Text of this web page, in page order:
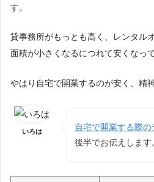
す。
貸事務所がもっとも高く、レンタル
面積が小さくなるにつれて安くなっ
やはり自宅で開業するのが安く、精
いろは 自宅で開業する際
後半でお伝えします